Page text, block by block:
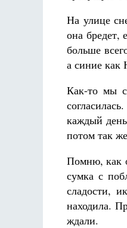
На улице
она бредет,
больше
а синие как
Как-то мы с
каждый
потом так
Помню, как
сумка с
сладости,
находила.
ждали.